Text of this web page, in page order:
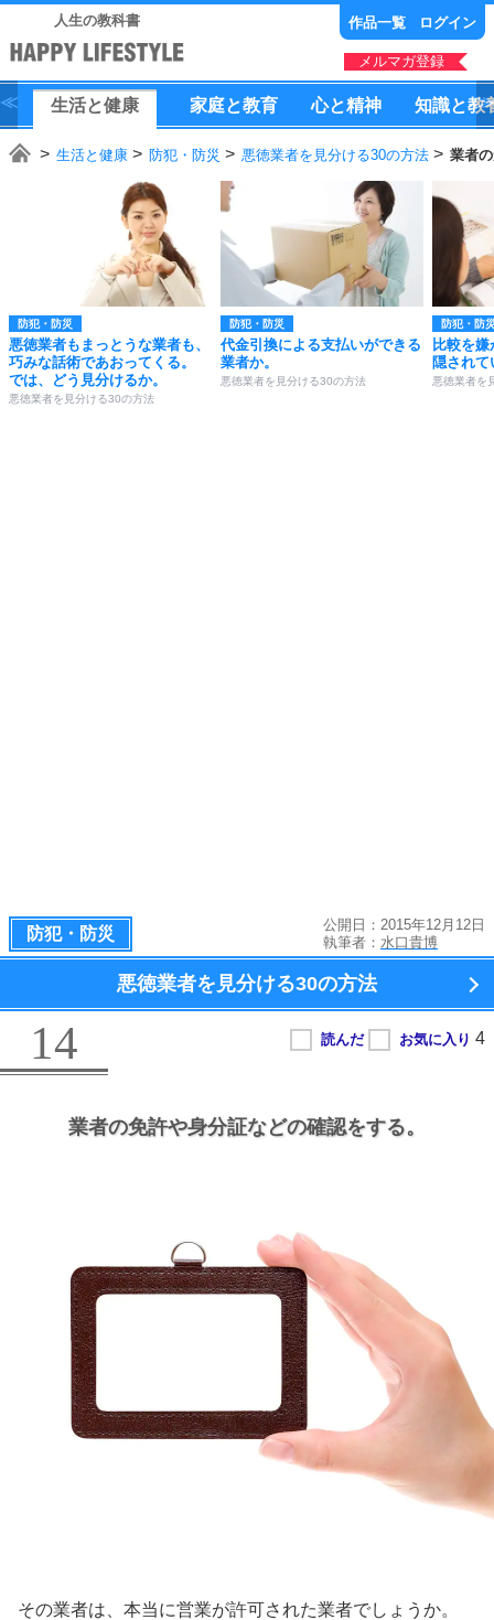
人生の教科書 作品一覧 ログイン
メルマガ登録
生活と健康 家庭と教育 心と精神 知識と教
生活と健康 防犯・防災 悪徳業者を見分ける30の方法 業者
防犯・防災
悪徳業者もまっとうな業者も、
巧みな話術であおってくる。
では、どう見分けるか。
悪徳業者を見分ける30の方法
防犯・防災
代金引換による支払いができる
業者か。
悪徳業者を見分ける30の方法
防犯・防
比較を
隠され
悪徳業者を
防犯・防災
公開日：2015年12月12日
執筆者： 水口貴博
悪徳業者を見分ける30の方法
14
業者の免許や身分証などの確認をする。
その業者は、本当に営業が許可された業者でしょうか。